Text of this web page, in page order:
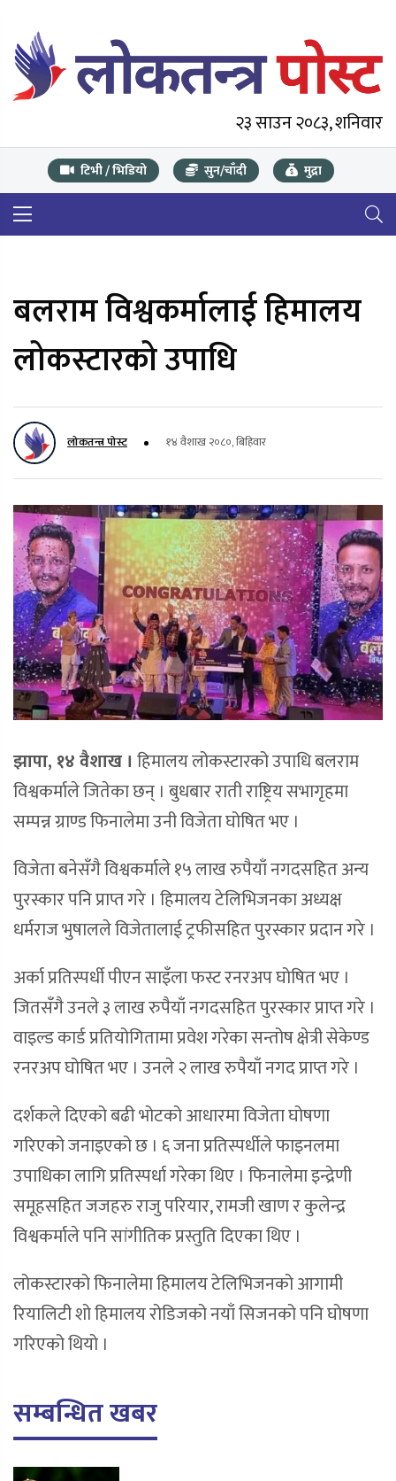
२३ साउन २०८३, शनिवार
टिभी / भिडियो सुन/चाँदी मुद्रा
बलराम विश्वकर्मालाई हिमालय
लोकस्टारको उपाधि
लोकतन्त्र पोस्ट १४ वैशाख २०८०, बिहिवार
झापा, १४ वैशाख । हिमालय लोकस्टारको उपाधि बलराम
विश्वकर्माले जितेका छन् । बुधबार राती राष्ट्रिय सभागृहमा
सम्पन्न ग्राण्ड फिनालेमा उनी विजेता घोषित भए ।
विजेता बनेसँगै विश्वकर्माले १५ लाख रुपैयाँ नगदसहित अन्य
पुरस्कार पनि प्राप्त गरे । हिमालय टेलिभिजनका अध्यक्ष
धर्मराज भुषालले विजेतालाई ट्रफीसहित पुरस्कार प्रदान गरे ।
अर्का प्रतिस्पर्धी पीएन साइँला फस्ट रनरअप घोषित भए ।
जितसँगै उनले ३ लाख रुपैयाँ नगदसहित पुरस्कार प्राप्त गरे ।
वाइल्ड कार्ड प्रतियोगितामा प्रवेश गरेका सन्तोष क्षेत्री सेकेण्ड
रनरअप घोषित भए । उनले २ लाख रुपैयाँ नगद प्राप्त गरे ।
दर्शकले दिएको बढी भोटको आधारमा विजेता घोषणा
गरिएको जनाइएको छ । ६ जना प्रतिस्पर्धीले फाइनलमा
उपाधिका लागि प्रतिस्पर्धा गरेका थिए । फिनालेमा इन्द्रेणी
समूहसहित जजहरु राजु परियार, रामजी खाण र कुलेन्द्र
विश्वकर्माले पनि सांगीतिक प्रस्तुति दिएका थिए ।
लोकस्टारको फिनालेमा हिमालय टेलिभिजनको आगामी
रियालिटी शो हिमालय रोडिजको नयाँ सिजनको पनि घोषणा
गरिएको थियो ।
सम्बन्धित खबर